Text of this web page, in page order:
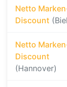
Netto
Discount
Netto
Discount
(Hannover)